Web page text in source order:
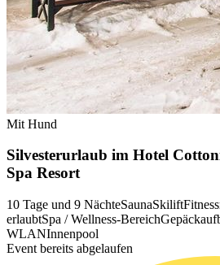
Mit Hund
Silvesterurlaub im Hotel
Spa Resort
10 Tage und 9 NächteSaunaSkilift
erlaubtSpa / Wellness-Bereich
WLANInnenpool
Event bereits abgelaufen